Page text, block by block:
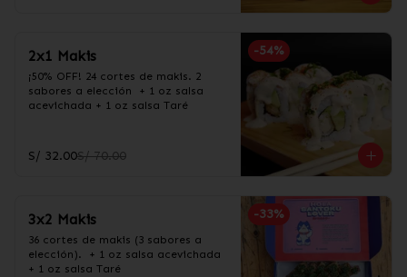
-54%
2x1 Makis
¡50% OFF! 24 cortes de makis. 2
sabores a elección  + 1 oz salsa
acevichada + 1 oz salsa Taré
S/ 32.00S/ 70.00
-33%
3x2 Makis
36 cortes de makis (3 sabores a
elección).  + 1 oz salsa acevichada
+ 1 oz salsa Taré